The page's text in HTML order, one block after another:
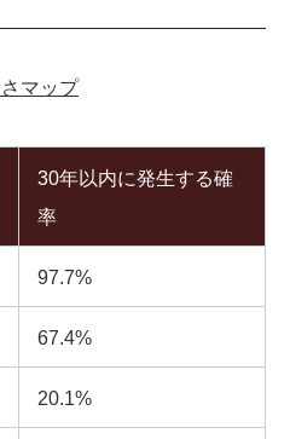
マップ
30年以内に発生する確
率
97.7%
67.4%
20.1%